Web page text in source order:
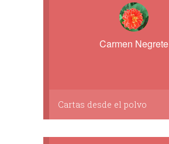
Carmen Negrete
Cartas desde el polvo